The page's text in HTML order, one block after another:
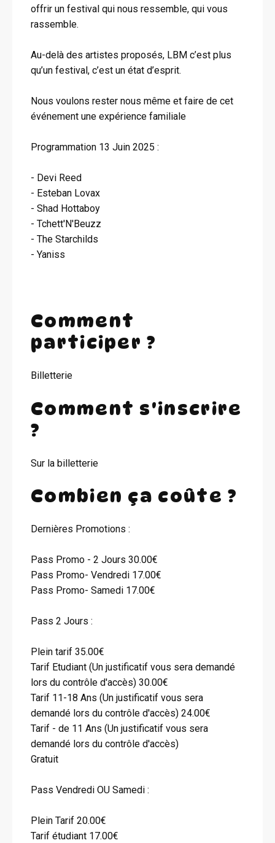
offrir un festival qui nous ressemble, qui vous
rassemble.
Au-delà des artistes proposés, LBM c’est plus
qu’un festival, c’est un état d’esprit.
Nous voulons rester nous même et faire de cet
événement une expérience familiale
Programmation 13 Juin 2025 :
- Devi Reed
- Esteban Lovax
- Shad Hottaboy
- Tchett'N'Beuzz
- The Starchilds
- Yaniss
Comment
participer ?
Billetterie
Comment s'inscrire
?
Sur la billetterie
Combien ça coûte ?
Dernières Promotions :
Pass Promo - 2 Jours 30.00€
Pass Promo- Vendredi 17.00€
Pass Promo- Samedi 17.00€
Pass 2 Jours :
Plein tarif 35.00€
Tarif Etudiant (Un justificatif vous sera demandé
lors du contrôle d'accès) 30.00€
Tarif 11-18 Ans (Un justificatif vous sera
demandé lors du contrôle d'accès) 24.00€
Tarif - de 11 Ans (Un justificatif vous sera
demandé lors du contrôle d'accès)
Gratuit
Pass Vendredi OU Samedi :
Plein Tarif 20.00€
Tarif étudiant 17.00€